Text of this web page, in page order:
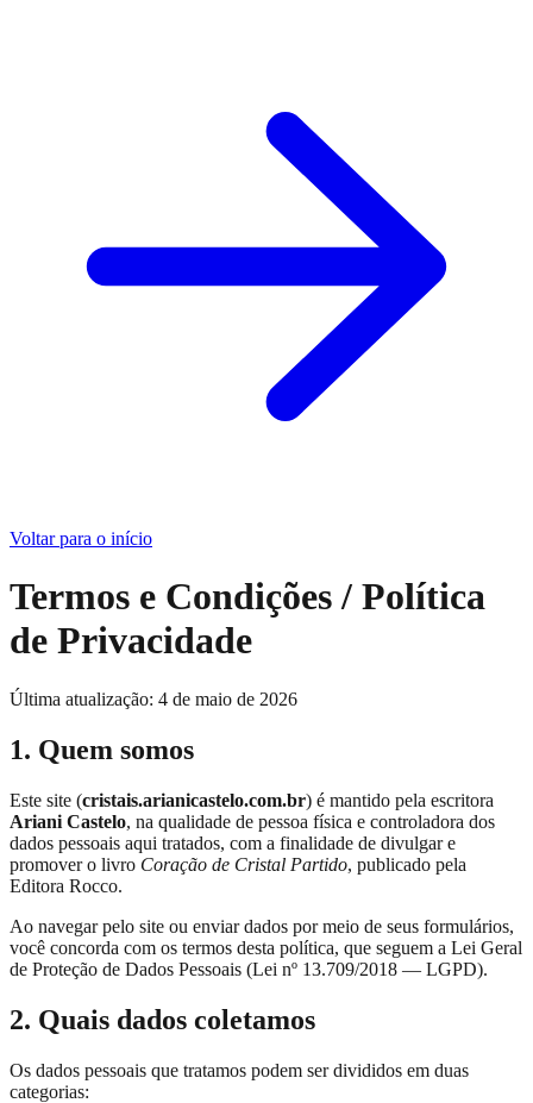
Voltar para o início
Termos e Condições / Política
de Privacidade
Última atualização: 4 de maio de 2026
1. Quem somos
Este site (cristais.arianicastelo.com.br) é mantido pela escritora
Ariani Castelo, na qualidade de pessoa física e controladora dos
dados pessoais aqui tratados, com a finalidade de divulgar e
promover o livro Coração de Cristal Partido, publicado pela
Editora Rocco.
Ao navegar pelo site ou enviar dados por meio de seus formulários,
você concorda com os termos desta política, que seguem a Lei Geral
de Proteção de Dados Pessoais (Lei nº 13.709/2018 — LGPD).
2. Quais dados coletamos
Os dados pessoais que tratamos podem ser divididos em duas
categorias: